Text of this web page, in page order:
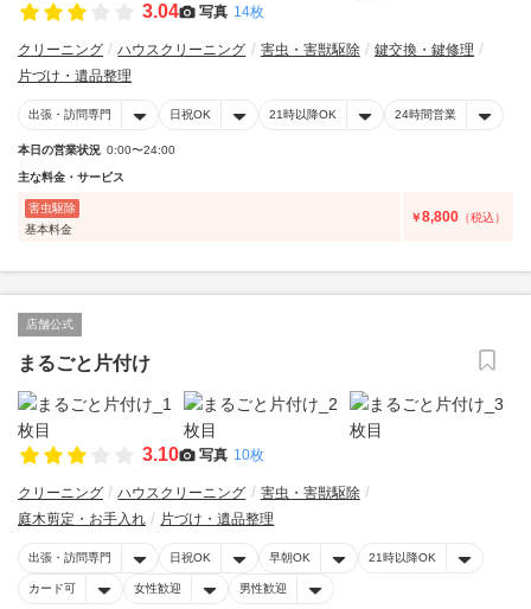
3.04 写真 14枚
クリーニング ハウスクリーニング 害虫・害獣駆除
鍵交換・鍵修理
片づけ・遺品整理
出張・訪問専門 日祝OK 21時以降OK 24時間営業
本日の営業状況 0:00〜24:00
主な料金・サービス
害虫駆除
基本料金
￥8,800 （税込）
店舗公式
まるごと片付け
3.10 写真 10枚
クリーニング ハウスクリーニング
害虫・害獣駆除
庭木剪定・お手入れ
片づけ・遺品整理
出張・訪問専門 日祝OK 早朝OK 21時以降OK
カード可 女性歓迎 男性歓迎